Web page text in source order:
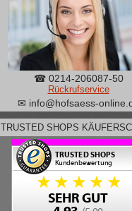
☎ 0214-206087-50
Rückrufservice
✉ info@hofsaess-
TRUSTED SHOPS